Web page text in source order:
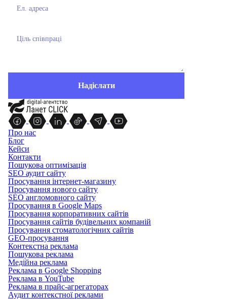
Про нас
Блог
Кейси
Контакти
Пошукова оптимізація
SEO аудит сайту
Просування інтернет-магазину
Просування нового сайту
SEO англомовного сайту
Просування в Google Maps
Просування корпоративних сайтів
Просування сайтів будівельних компаній
Просування стоматологічних сайтів
GEO-просування
Контекстна реклама
Пошукова реклама
Медійна реклама
Реклама в Google Shopping
Реклама в YouTube
Реклама в прайс-агрегаторах
Аудит контекстної реклами